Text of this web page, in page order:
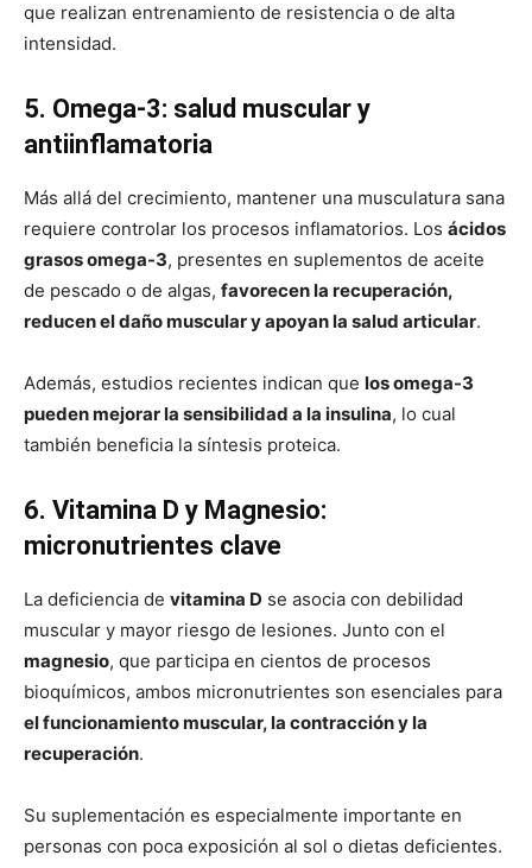
que realizan entrenamiento de resistencia o de alta
intensidad.
5. Omega-3: salud muscular y
antiinflamatoria
Más allá del crecimiento, mantener una musculatura sana
requiere controlar los procesos inflamatorios. Los ácidos
grasos omega-3, presentes en suplementos de aceite
de pescado o de algas, favorecen la recuperación,
reducen el daño muscular y apoyan la salud articular.
Además, estudios recientes indican que los omega-3
pueden mejorar la sensibilidad a la insulina, lo cual
también beneficia la síntesis proteica.
6. Vitamina D y Magnesio:
micronutrientes clave
La deficiencia de vitamina D se asocia con debilidad
muscular y mayor riesgo de lesiones. Junto con el
magnesio, que participa en cientos de procesos
bioquímicos, ambos micronutrientes son esenciales para
el funcionamiento muscular, la contracción y la
recuperación.
Su suplementación es especialmente importante en
personas con poca exposición al sol o dietas deficientes.